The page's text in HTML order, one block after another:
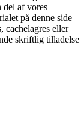
del af vores
på denne side
cachelagres eller
skriftlig tilladelse